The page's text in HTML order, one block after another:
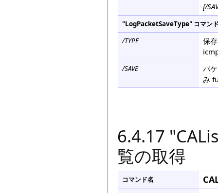
[/
"LogPacketSaveType" コマン
/TYPE
保
/SAVE
パ
み
6.4.17
覧の取得
コマンド名